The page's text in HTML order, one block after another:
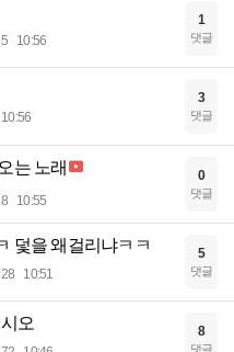
10:56
1
댓글
10:56
3
댓글
는 노래
10:55
0
댓글
덫을 왜걸리냐ㅋㅋ
10:51
5
댓글
오 8
댓글